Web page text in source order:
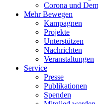
Corona und
Mehr Bewegen
Kampagnen
Projekte
Unterstützen
Nachrichten
Veranstaltungen
Service
Presse
Publikationen
Spenden